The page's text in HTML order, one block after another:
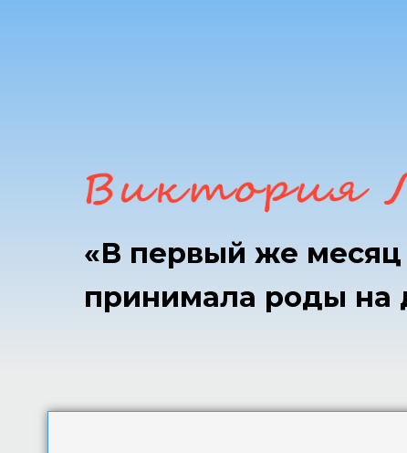
«В первый же месяц
принимала роды на